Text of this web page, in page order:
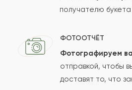
получателю
ФОТООТЧЁТ
Фотографируем
отправкой, чтобы
доставят то, что